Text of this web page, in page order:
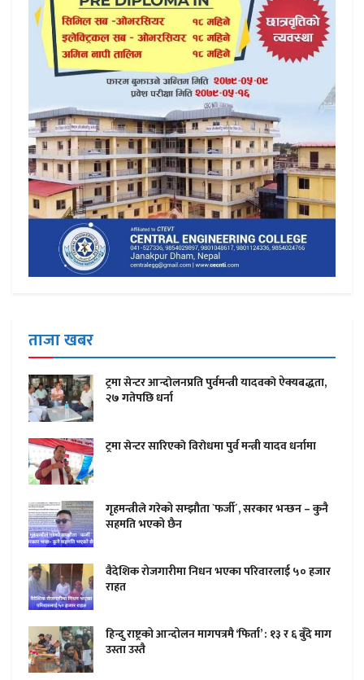
ताजा खबर
ट्रमा सेन्टर आन्दाेलनप्रति पुर्वमन्त्री यादवकाे ऐक्यबद्धता,
२७ गतेपछि धर्ना
ट्रमा सेन्टर सारिएकाे विराेधमा पुर्व मन्त्री यादव धर्नामा
गृहमन्त्रीले गरेको सम्झौता `फर्जी´, सरकार भन्छन – कुनै
सहमति भएको छैन
वैदेशिक रोजगारीमा निधन भएका परिवारलाई ५० हजार
राहत
हिन्दु राष्ट्रको आन्दोलन मागपत्रमै ‘फिर्ता’ : १३ र ६ बुँदे माग
उस्ता उस्तै